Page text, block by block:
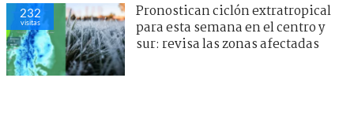
232
visitas
Pronostican ciclón extratropical
para esta semana en el centro y
sur: revisa las zonas afectadas